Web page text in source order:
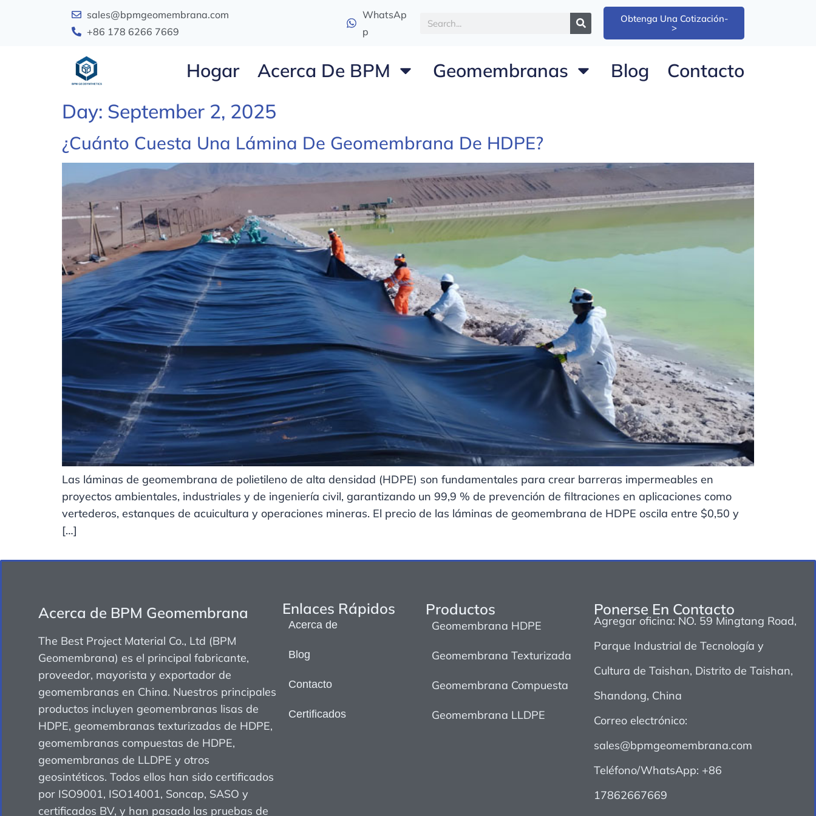
sales@bpmgeomembrana.com
+86 178 6266 7669
WhatsAp
p
Obtenga Una Cotización-
>
Hogar Acerca De BPM Geomembranas Blog Contacto
Day: September 2, 2025
¿Cuánto Cuesta Una Lámina De Geomembrana De HDPE?
Las láminas de geomembrana de polietileno de alta densidad (HDPE) son fundamentales para crear barreras impermeables en
proyectos ambientales, industriales y de ingeniería civil, garantizando un 99,9 % de prevención de filtraciones en aplicaciones como
vertederos, estanques de acuicultura y operaciones mineras. El precio de las láminas de geomembrana de HDPE oscila entre $0,50 y
[…]
Acerca de BPM Geomembrana
The Best Project Material Co., Ltd (BPM
Geomembrana) es el principal fabricante,
proveedor, mayorista y exportador de
geomembranas en China. Nuestros principales
productos incluyen geomembranas lisas de
HDPE, geomembranas texturizadas de HDPE,
geomembranas compuestas de HDPE,
geomembranas de LLDPE y otros
geosintéticos. Todos ellos han sido certificados
por ISO9001, ISO14001, Soncap, SASO y
certificados BV, y han pasado las pruebas de
Enlaces Rápidos
Acerca de
Blog
Contacto
Certificados
Productos
Geomembrana HDPE
Geomembrana Texturizada
Geomembrana Compuesta
Geomembrana LLDPE
Ponerse En Contacto
Agregar oficina: NO. 59 Mingtang Road,
Parque Industrial de Tecnología y
Cultura de Taishan, Distrito de Taishan,
Shandong, China
Correo electrónico:
sales@bpmgeomembrana.com
Teléfono/WhatsApp: +86
17862667669